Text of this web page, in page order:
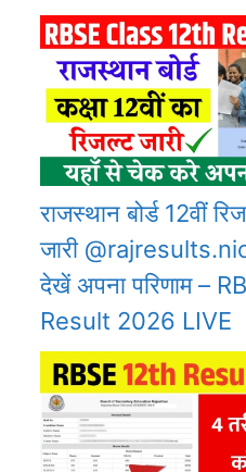
राजस्थान बोर्ड 12वीं
जारी
देखें अपना परिणाम –
Result 2026 LIVE